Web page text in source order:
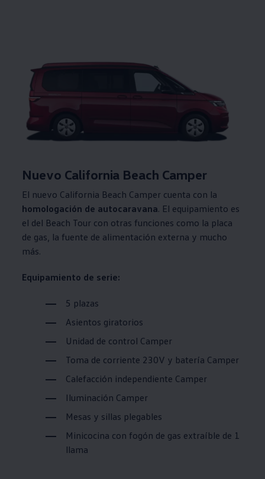
Nuevo California Beach Camper
El nuevo California Beach Camper cuenta con la
homologación de autocaravana. El equipamiento es
el del Beach Tour con otras funciones como la placa
de gas, la fuente de alimentación externa y mucho
más.
Equipamiento de serie:
5 plazas
Asientos giratorios
Unidad de control Camper
Toma de corriente 230V y batería Camper
Calefacción independiente Camper
Iluminación Camper
Mesas y sillas plegables
Minicocina con fogón de gas extraíble de 1
llama